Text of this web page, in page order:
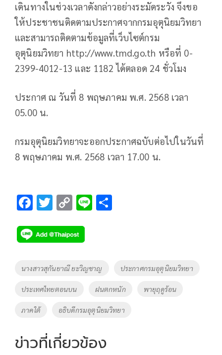
เดินทางในช่วงเวลาดังกล่าวอย่างระมัดระวัง จึงขอ
ให้ประชาชนติดตามประกาศจากกรมอุตุนิยมวิทยา
และสามารถติดตามข้อมูลที่เว็บไซต์กรม
อุตุนิยมวิทยา http://www.tmd.go.th หรือที่ 0-
2399-4012-13 และ 1182 ได้ตลอด 24 ชั่วโมง
ประกาศ ณ วันที่ 8 พฤษภาคม พ.ศ. 2568 เวลา
05.00 น.
กรมอุตุนิยมวิทยาจะออกประกาศฉบับต่อไปในวันที่
8 พฤษภาคม พ.ศ. 2568 เวลา 17.00 น.
F
e
b
o
k
T
tt
er
C
p
y
Li
k
Li
Tags
นางสาวสุกันยาณี ยะวิญชาญ ประกาศกรมอุตุนิยมวิทยา
ประเทศไทยตอนบน ฝนตกหนัก พายุฤดูร้อน
ภาคใต้ อธิบดีกรมอุตุนิยมวิทยา
ข่าวที่เกี่ยวข้อง